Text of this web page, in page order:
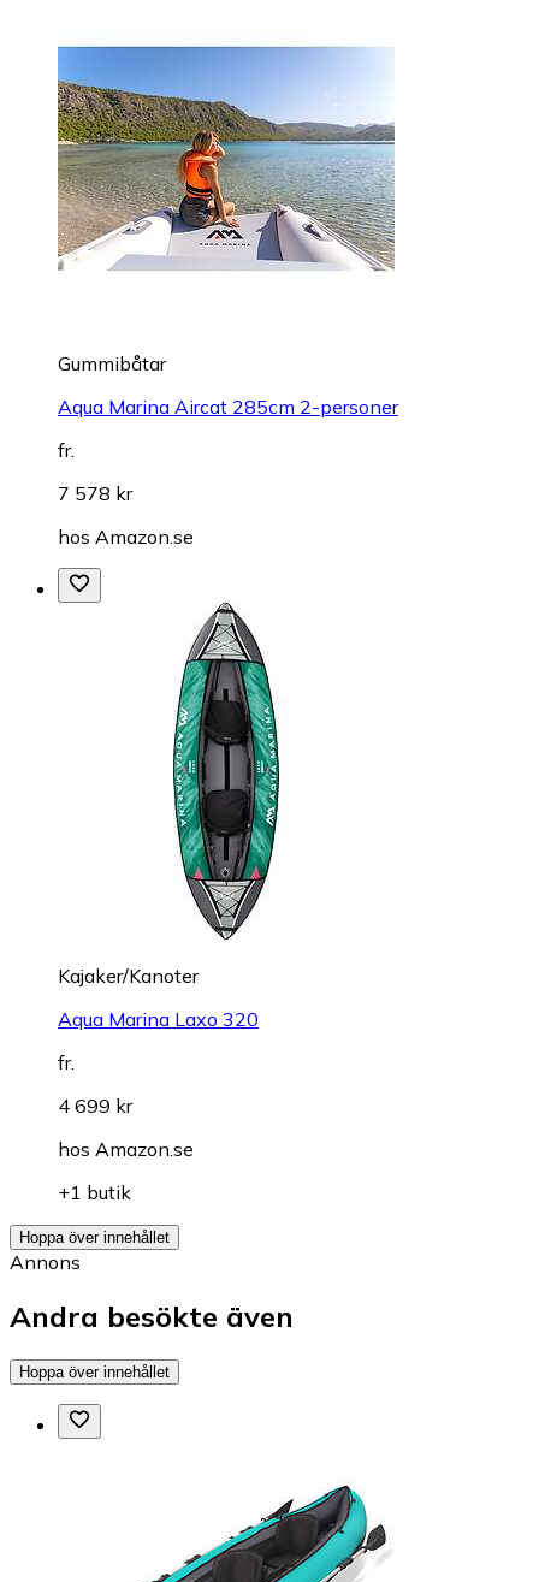
Gummibåtar
Aqua Marina Aircat 285cm 2-personer
fr.
7 578 kr
hos Amazon.se
Kajaker/Kanoter
Aqua Marina Laxo 320
fr.
4 699 kr
hos Amazon.se
+1 butik
Hoppa över innehållet
Annons
Andra besökte även
Hoppa över innehållet